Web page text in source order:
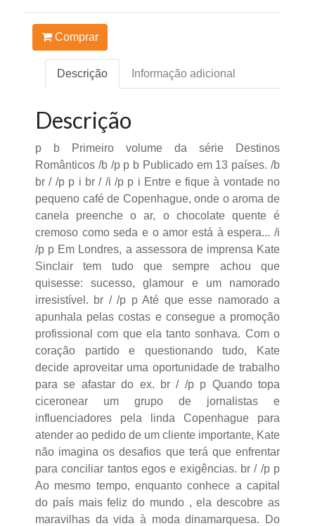
Comprar
Descrição Informação adicional
Descrição
p b Primeiro volume da série Destinos
Românticos /b /p p b Publicado em 13 países. /b
br / /p p i br / /i /p p i Entre e fique à vontade no
pequeno café de Copenhague, onde o aroma de
canela preenche o ar, o chocolate quente é
cremoso como seda e o amor está à espera... /i
/p p Em Londres, a assessora de imprensa Kate
Sinclair tem tudo que sempre achou que
quisesse: sucesso, glamour e um namorado
irresistível. br / /p p Até que esse namorado a
apunhala pelas costas e consegue a promoção
profissional com que ela tanto sonhava. Com o
coração partido e questionando tudo, Kate
decide aproveitar uma oportunidade de trabalho
para se afastar do ex. br / /p p Quando topa
ciceronear um grupo de jornalistas e
influenciadores pela linda Copenhague para
atender ao pedido de um cliente importante, Kate
não imagina os desafios que terá que enfrentar
para conciliar tantos egos e exigências. br / /p p
Ao mesmo tempo, enquanto conhece a capital
do país mais feliz do mundo , ela descobre as
maravilhas da vida à moda dinamarquesa. Do